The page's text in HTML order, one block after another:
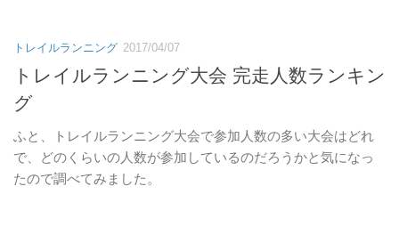
トレイルランニング 2017/04/07
トレイルランニング大会 完走人数ランキン
グ
ふと、トレイルランニング大会で参加人数の多い大会はどれ
で、どのくらいの人数が参加しているのだろうかと気になっ
たので調べてみました。